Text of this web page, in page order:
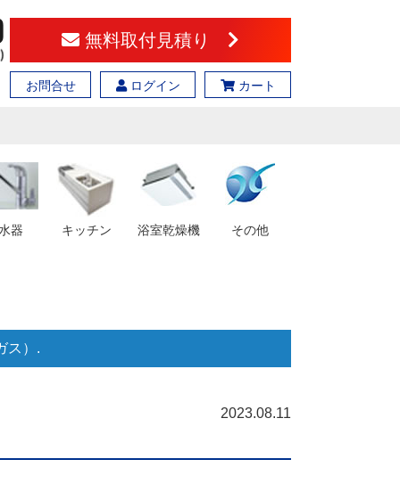
無料取付見積り
お問合せ ログイン カート
器 キッチン 浴室乾燥機 その他
ス）.
2023.08.11